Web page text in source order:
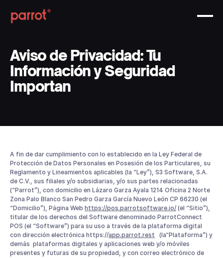
Aviso de Privacidad: Tu
Información y Seguridad
Importan
A fin de dar cumplimiento con lo establecido en la Ley Federal de
Protección de Datos Personales en Posesión de los Particulares, su
Reglamento y Lineamientos aplicables (la “Ley”), S3 Software, S.A.
de C.V., sus filiales y/o subsidiarias, y/o sus partes relacionadas
(“Parrot”), con domicilio en Lázaro Garza Ayala 1214 Oficina 2 Norte
Zona Palo Blanco San Pedro Garza García Nuevo León CP 66230 (el
“Domicilio”), Página Web https://pos.parrotsoftware.io/ (el “Sitio”),
titular de los derechos del Software denominado ParrotConnect
POS (el “Software”) para su uso a través de la plataforma digital
con dirección electrónica https://app.parrot.rest (la“Plataforma”) y
demás plataformas digitales y aplicaciones web y/o móviles
presentes y futuras de su propiedad, y con correo electrónico de